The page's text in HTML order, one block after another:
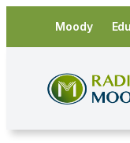
contenido
Moody